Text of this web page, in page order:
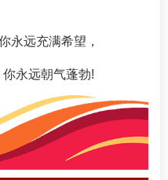
永远充满希望，
永远朝气蓬勃!